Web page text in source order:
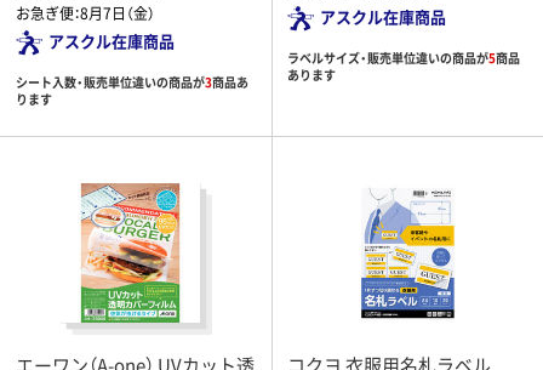
お急ぎ便：8月7日（金）
アスクル在庫商品
シート入数・販売単位違いの商品が3商品あ
ります
アスクル在庫商品
ラベルサイズ・販売単位違いの商品が5商品
あります
エーワン（A-one） UVカット透
コクヨ 衣服用名札ラベル